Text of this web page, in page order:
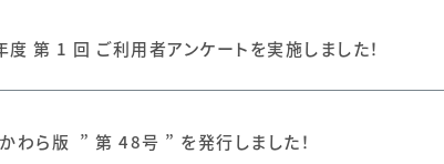
第 1 回 ご利用者アンケートを実施しました！
わら版 ” 第 48号 ” を発行しました！